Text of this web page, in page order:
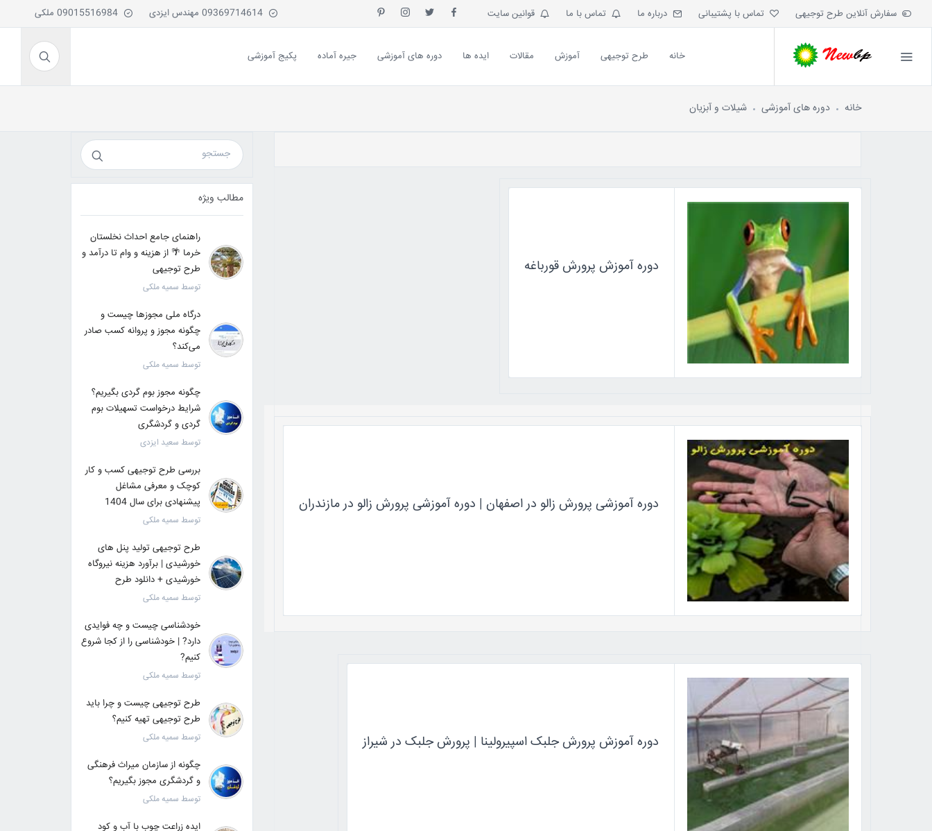
سفارش آنلاین طرح توجیهی تماس با پشتیبانی درباره ما تماس با ما قوانین سایت
خانه طرح توجیهی آموزش مقالات ایده ها دوره های آموزشی جیره آماده پکیج آموزشی
خانه دوره های آموزشی شیلات و آبزیان
دوره آموزش پرورش قورباغه
دوره آموزشی پرورش زالو در اصفهان | دوره آموزشی پرورش زالو در مازندران
دوره آموزش پرورش جلبک اسپیرولینا | پرورش جلبک در شیراز
مطالب ویژه
راهنمای جامع احداث نخلستان
خرما 🌴 از هزینه و وام تا درآمد و
طرح توجیهی
توسط سمیه ملکی
درگاه ملی مجوزها چیست و
چگونه مجوز و پروانه کسب صادر
می‌کند؟
توسط سمیه ملکی
چگونه مجوز بوم گردی بگیریم؟
شرایط درخواست تسهیلات بوم
گردی و گردشگری
توسط سعید ایزدی
بررسی طرح توجیهی کسب و کار
کوچک و معرفی مشاغل
پیشنهادی برای سال 1404
توسط سمیه ملکی
طرح توجیهی تولید پنل های
خورشیدی | برآورد هزینه نیروگاه
خورشیدی + دانلود طرح
توسط سمیه ملکی
خودشناسی چیست و چه فوایدی
دارد? | خودشناسی را از کجا شروع
کنیم?
توسط سمیه ملکی
طرح توجیهی چیست و چرا باید
طرح توجیهی تهیه کنیم؟
توسط سمیه ملکی
چگونه از سازمان میراث فرهنگی
و گردشگری مجوز بگیریم؟
توسط سمیه ملکی
ایده زراعت چوب با آب و کود